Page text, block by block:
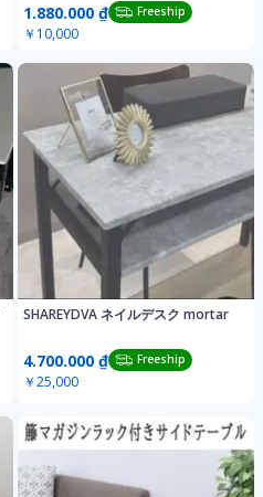
1.880.000 ₫ Freeship
￥10,000
SHAREYDVA ネイルデスク mortar
4.700.000 ₫ Freeship
￥25,000